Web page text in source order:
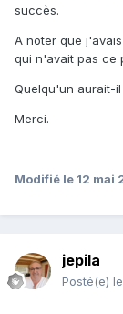
succès.
A noter que
qui n'avait pas ce
Quelqu'un aurait-
Merci.
Modifié le 12 mai
jepila
Posté(e)